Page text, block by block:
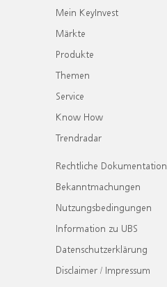
Mein KeyInvest
Märkte
Produkte
Themen
Service
Know How
Trendradar
Rechtliche Dokumentation
Bekanntmachungen
Nutzungsbedingungen
Information zu UBS
Datenschutzerklärung
Disclaimer / Impressum